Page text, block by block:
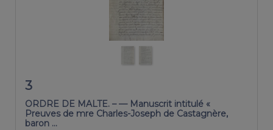
3
ORDRE DE MALTE. – — Manuscrit intitulé «
Preuves de mre Charles-Joseph de Castagnère,
baron …